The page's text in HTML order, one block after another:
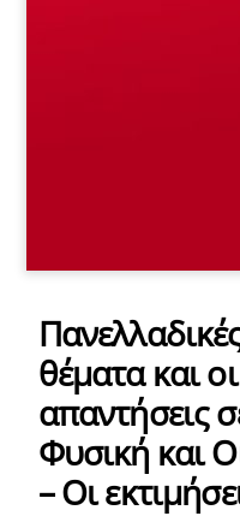
θέματα και οι
απαντήσεις
Φυσική και
– Οι